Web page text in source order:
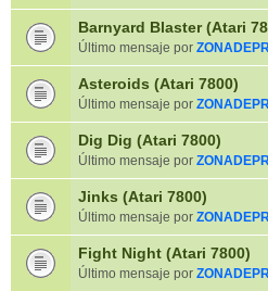
Barnyard Blaster (Atari
Último mensaje por
Asteroids (Atari 7800)
Último mensaje por
Dig Dig (Atari 7800)
Último mensaje por
Jinks (Atari 7800)
Último mensaje por
Fight Night (Atari 7800)
Último mensaje por